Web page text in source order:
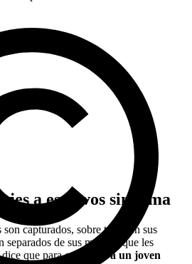
a esclavos sin alma
capturados, sobre todo, en sus
de sus madres, que les
dice que paracapturar a un joven